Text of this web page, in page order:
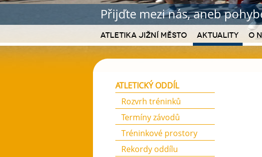
Přijďte mezi nás, aneb
Atletika Jižní Město Aktuality O
ATLETICKÝ ODDÍL
Rozvrh tréninků
Termíny závodů
Tréninkové prostory
Rekordy oddílu